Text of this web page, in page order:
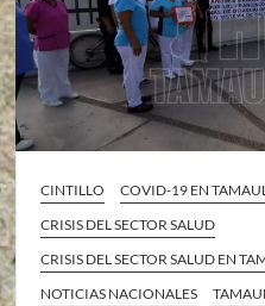
CINTILLO
COVID-19 EN
CRISIS DEL SECTOR SALUD
CRISIS DEL SECTOR SALUD EN
NOTICIAS NACIONALES